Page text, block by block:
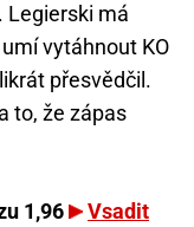
Legierski má
vytáhnout KO
přesvědčil.
to, že zápas
1,96
Vsadit